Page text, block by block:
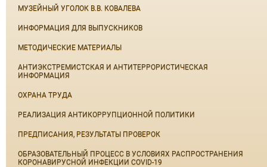
МУЗЕЙНЫЙ УГОЛОК В.В. КОВАЛЕВА
ИНФОРМАЦИЯ ДЛЯ ВЫПУСКНИКОВ
МЕТОДИЧЕСКИЕ МАТЕРИАЛЫ
АНТИЭКСТРЕМИСТСКАЯ И АНТИТЕРРОРИСТИЧЕСКАЯ
ИНФОРМАЦИЯ
ОХРАНА ТРУДА
РЕАЛИЗАЦИЯ АНТИКОРРУПЦИОННОЙ ПОЛИТИКИ
ПРЕДПИСАНИЯ, РЕЗУЛЬТАТЫ ПРОВЕРОК
ОБРАЗОВАТЕЛЬНЫЙ ПРОЦЕСС В УСЛОВИЯХ РАСПРОСТРАНЕНИЯ
КОРОНАВИРУСНОЙ ИНФЕКЦИИ COVID-19